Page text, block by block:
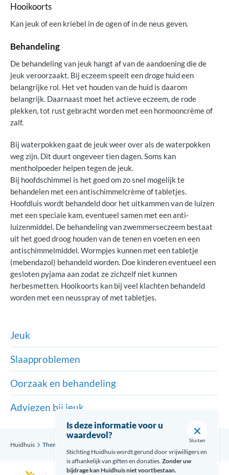
Hooikoorts
Kan jeuk of een kriebel in de ogen of in de neus geven.
Behandeling
De behandeling van jeuk hangt af van de aandoening die de
jeuk veroorzaakt. Bij eczeem speelt een droge huid een
belangrijke rol. Het vet houden van de huid is daarom
belangrijk. Daarnaast moet het actieve eczeem, de rode
plekken, tot rust gebracht worden met een hormooncrème of
zalf.
Bij waterpokken gaat de jeuk weer over als de waterpokken
weg zijn. Dit duurt ongeveer tien dagen. Soms kan
mentholpoeder helpen tegen de jeuk.
Bij hoofdschimmel is het goed om zo snel mogelijk te
behandelen met een antischimmelcrème of tabletjes.
Hoofdluis wordt behandeld door het uitkammen van de luizen
met een speciale kam, eventueel samen met een anti-
luizenmiddel. De behandeling van zwemmerseczeem bestaat
uit het goed droog houden van de tenen en voeten en een
antischimmelmiddel. Wormpjes kunnen met een tabletje
(mebendazol) behandeld worden. Doe kinderen eventueel een
gesloten pyjama aan zodat ze zichzelf niet kunnen
herbesmetten. Hooikoorts kan bij veel klachten behandeld
worden met een neusspray of met tabletjes.
Huidhuis Thema’s
Jeuk
Slaapproblemen
Oorzaak en behandeling
Adviezen bij jeuk
Is deze informatie voor u
waardevol?
Sluiten
Stichting Huidhuis wordt gerund door vrijwilligers en
is afhankelijk van giften en donaties. Zonder uw
bijdrage kan Huidhuis niet voortbestaan.